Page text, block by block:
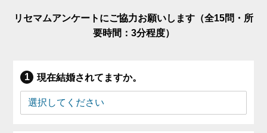
リセマムアンケートにご協力お願いします（全15問・所
要時間：3分程度）
現在結婚されてますか。